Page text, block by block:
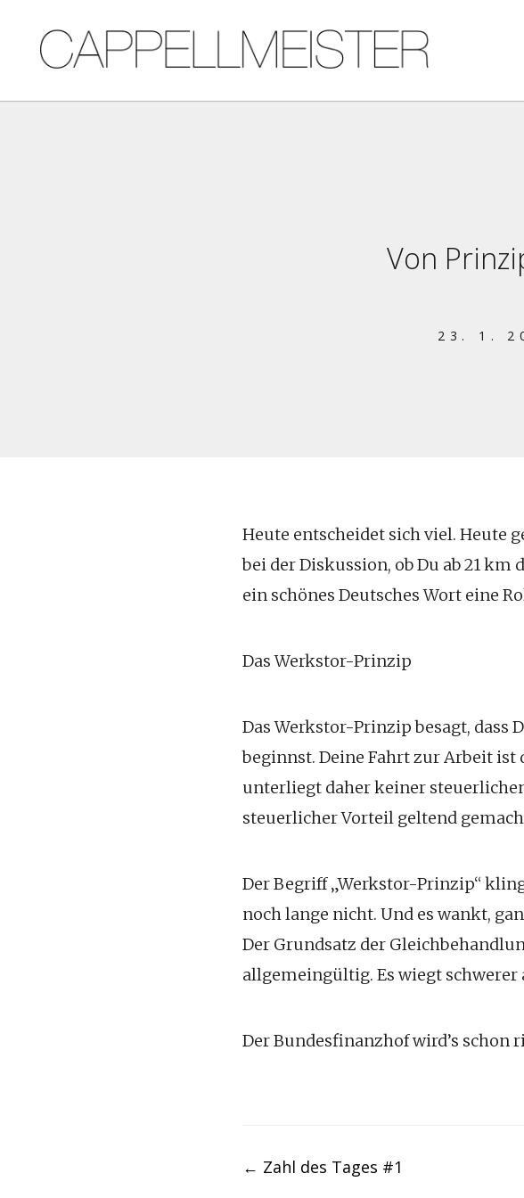
Von
23. 1.
Heute entscheidet sich viel. Heute
bei der Diskussion, ob Du ab 21
ein schönes Deutsches Wort eine
Das Werkstor-Prinzip
Das Werkstor-Prinzip besagt,
beginnst. Deine Fahrt zur Arbeit
unterliegt daher keiner
steuerlicher Vorteil geltend
Der Begriff „Werkstor-Prinzip“
noch lange nicht. Und es wankt,
Der Grundsatz der
allgemeingültig. Es wiegt
Der Bundesfinanzhof wird’s schon
← Zahl des Tages #1